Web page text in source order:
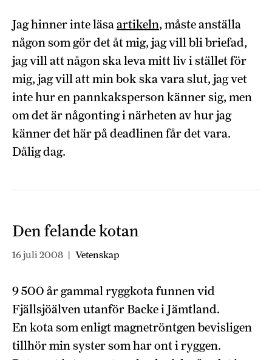
Jag hinner inte läsaartikeln, måste anställa
någon som gör det åt mig, jag vill bli briefad,
jag vill att någon ska leva mitt liv i stället för
mig, jag vill att min bok ska vara slut, jag vet
inte hur en pannkaksperson känner sig, men
om det är någonting i närheten av hur jag
känner det här på deadlinen får det vara.
Dålig dag.
Den felande kotan
16 juli 2008 | Vetenskap
9 500 år gammal ryggkota funnen vid
Fjällsjöälven utanför Backe i Jämtland.
En kota som enligt magnetröntgen bevisligen
tillhör min syster som har ont i ryggen.